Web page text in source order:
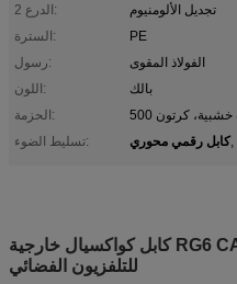
الدرع 2:
تجديل الألومنيوم
السترة:
PE
رسول:
الفولاذ المقوى
اللون:
بالك
الحزمة:
تسليط الضوء:
كابل رقمي محوري,
كابل كواكسيال خارجية RG6 CATV سترة PE مع رسالة الفولاذ
للتلفزيون الفضائي